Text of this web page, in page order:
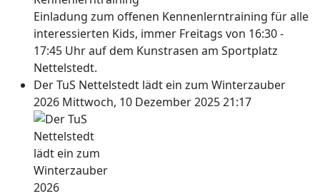
Einladung zum offenen Kennenlerntraining für alle
interessierten Kids, immer Freitags von 16:30 -
17:45 Uhr auf dem Kunstrasen am Sportplatz
Nettelstedt.
Der TuS Nettelstedt lädt ein zum Winterzauber
2026 Mittwoch, 10 Dezember 2025 21:17